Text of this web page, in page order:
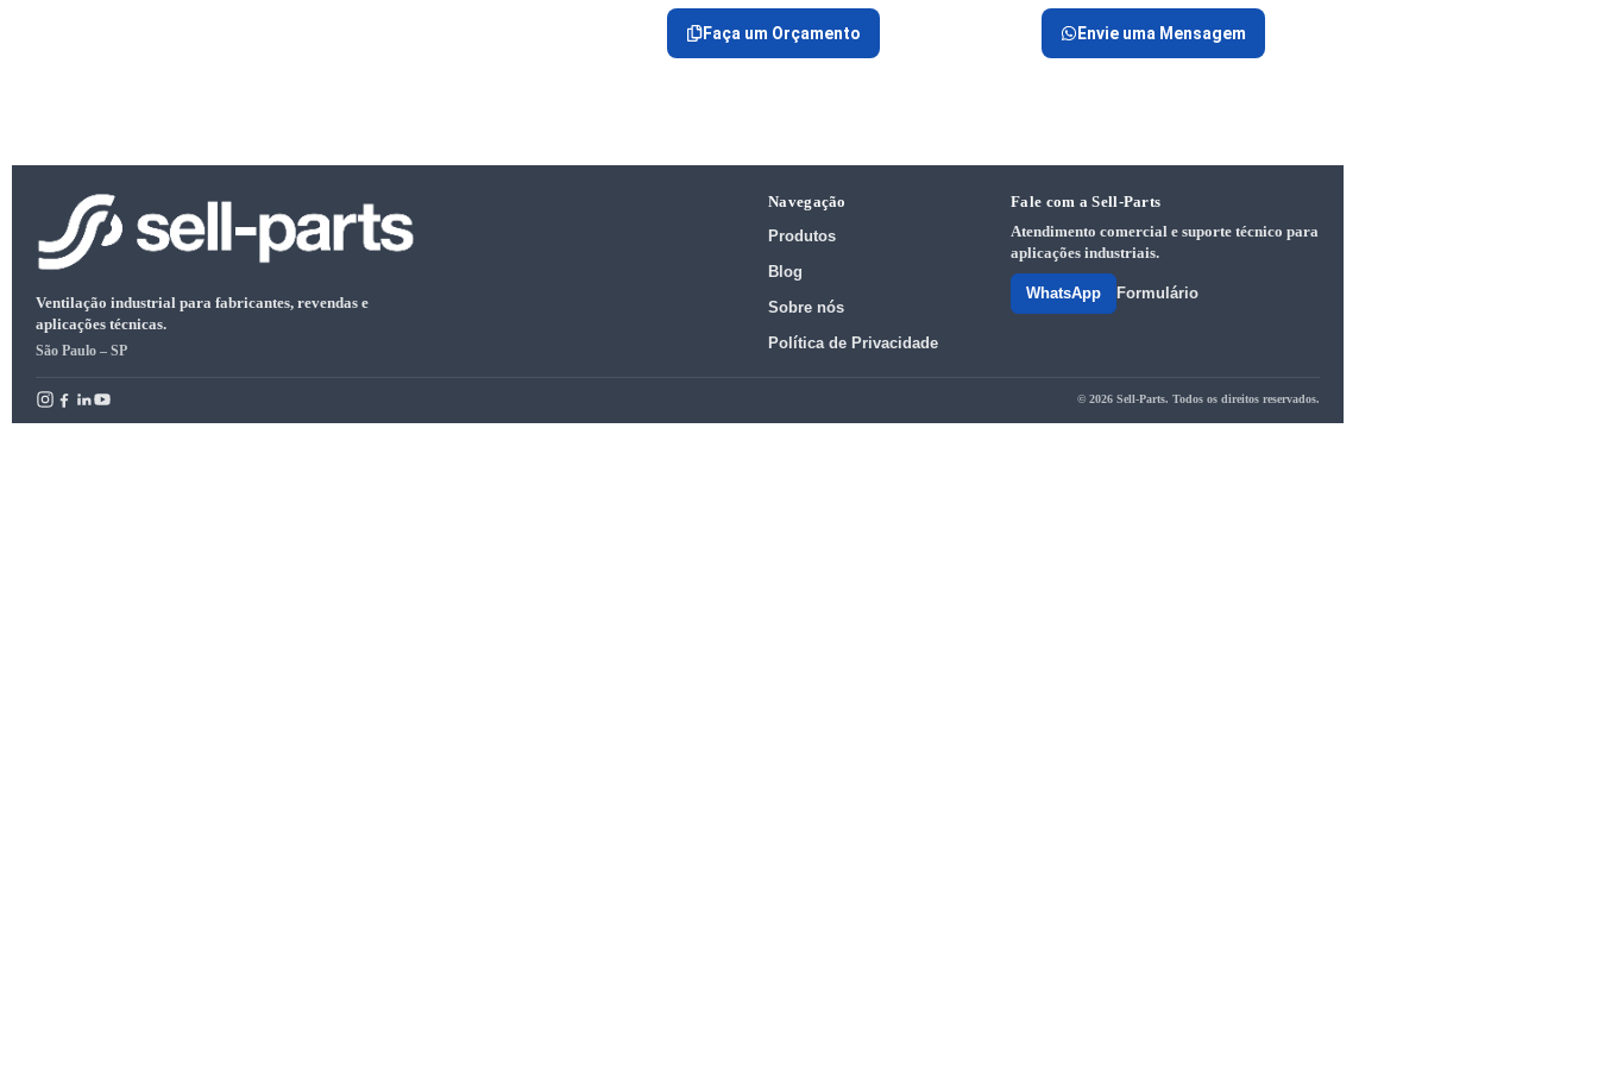
Faça um Orçamento Envie uma Mensagem
Ventilação industrial para fabricantes, revendas e
aplicações técnicas.
São Paulo – SP
Navegação
Produtos
Blog
Sobre nós
Política de Privacidade
Fale com a Sell-Parts
Atendimento comercial e suporte técnico para
aplicações industriais.
WhatsApp Formulário
© 2026 Sell-Parts. Todos os direitos reservados.